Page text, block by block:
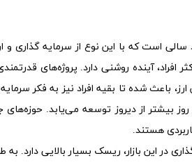
سالی است که با این نوع از سرمایه گذاری و
آینده روشنی دارد. پروژه‌های
باعث شده تا بقیه افراد نیز به فکر
بیشتر از دیروز توسعه می‌یابد. حوزه‌های
هستند.
در این بازار، ریسک بسیار بالایی دارد. به